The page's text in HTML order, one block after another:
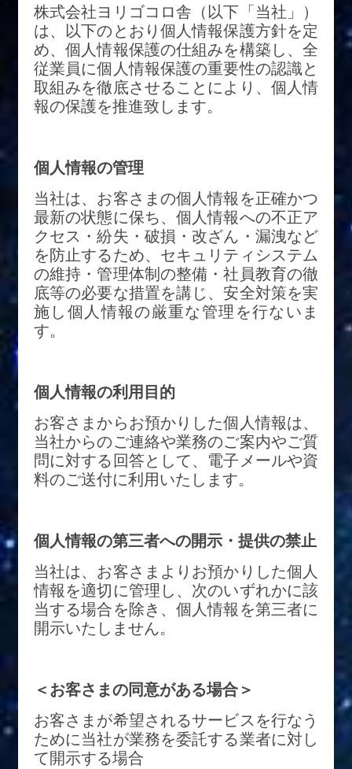
株式会社ヨリゴコロ舎（以下「当社」）
は、以下のとおり個人情報保護方針を定
め、個人情報保護の仕組みを構築し、全
従業員に個人情報保護の重要性の認識と
取組みを徹底させることにより、個人情
報の保護を推進致します。
個人情報の管理
当社は、お客さまの個人情報を正確かつ
最新の状態に保ち、個人情報への不正ア
クセス・紛失・破損・改ざん・漏洩など
を防止するため、セキュリティシステム
の維持・管理体制の整備・社員教育の徹
底等の必要な措置を講じ、安全対策を実
施し個人情報の厳重な管理を行ないま
す。
個人情報の利用目的
お客さまからお預かりした個人情報は、
当社からのご連絡や業務のご案内やご質
問に対する回答として、電子メールや資
料のご送付に利用いたします。
個人情報の第三者への開示・提供の禁止
当社は、お客さまよりお預かりした個人
情報を適切に管理し、次のいずれかに該
当する場合を除き、個人情報を第三者に
開示いたしません。
＜お客さまの同意がある場合＞
お客さまが希望されるサービスを行なう
ために当社が業務を委託する業者に対し
て開示する場合